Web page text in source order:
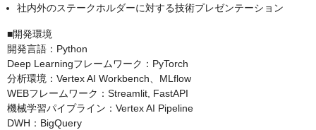
社内外のステークホルダーに対する技術プレゼンテーション
■開発環境
開発言語：Python
Deep Learningフレームワーク：PyTorch
分析環境：Vertex AI Workbench、MLflow
WEBフレームワーク：Streamlit, FastAPI
機械学習パイプライン：Vertex AI Pipeline
DWH：BigQuery